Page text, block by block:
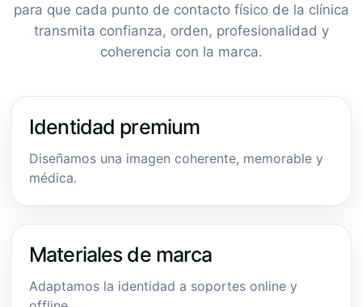
para que cada punto de contacto físico de la clínica
transmita confianza, orden, profesionalidad y
coherencia con la marca.
Identidad premium
Diseñamos una imagen coherente, memorable y
médica.
Materiales de marca
Adaptamos la identidad a soportes online y